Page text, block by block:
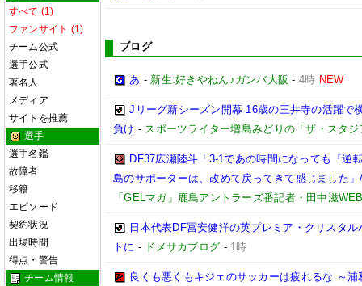
すべて (1)
ファンサイト (1)
チーム公式
選手公式
著名人
メディア
サイトを推薦
選手
選手名鑑
故障者
移籍
エピソード
契約状況
出場時間
得点・警告
チーム情報
ブログ
あ - 新生:好きやねん♪ガンバ大阪 - 4時 NEW
Jリーグ新シーズン開幕 16歳の三井寺の活躍で
負け - スポーツライター増島みどりの「ザ・スタジ
DF37広瀬陸斗「3-1であの時間になっても『逆
島のサポーターは、改めて戻ってきて感じました
「GELマガ」鹿島アントラーズ番記者・田中滋
日本代表DF冨安健洋の英プレミア・クリスタ
トに - ドメサカブログ - 1時
良くも悪くもキジェのサッカーは疲れるな ～